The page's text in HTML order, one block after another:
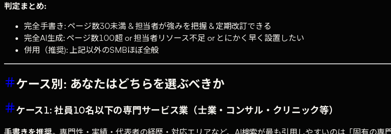
判定まとめ:
完全手書き: ページ数30未満 & 担当者が強みを把握 & 定期改訂できる
完全AI生成: ページ数100超 or 担当者リソース不足 or とにかく早く設置したい
併用（推奨): 上記以外のSMBほぼ全般
ケース別: あなたはどちらを選ぶべきか
ケース1: 社員10名以下の専門サービス業（士業・コンサル・クリニック等）
手書きを推奨。専門性・実績・代表者の経歴・対応エリアなど、AI検索が最も引用しやすいのは「固有